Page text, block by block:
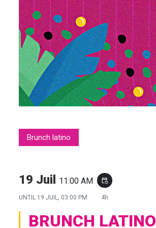
Brunch latino
19 Juil 11:00 AM event_repeat
UNTIL 19 JUIL, 03:00 PM 4h
BRUNCH LATINO